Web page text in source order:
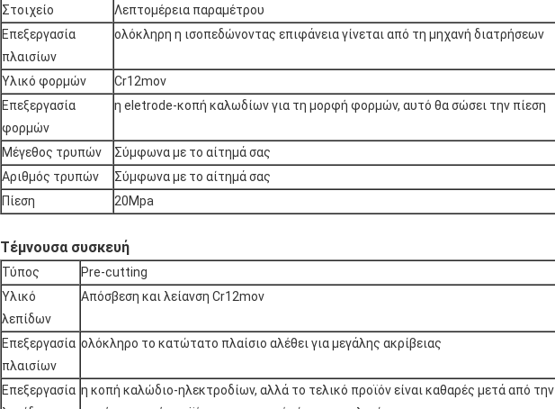
Στοιχείο
Λεπτομέρεια παραμέτρου
Επεξεργασία
πλαισίων
ολόκληρη η ισοπεδώνοντας επιφάνεια γίνεται από τη μηχανή διατρήσεων
Υλικό φορμών
Cr12mov
Επεξεργασία
φορμών
η eletrode-κοπή καλωδίων για τη μορφή φορμών, αυτό θα σώσει την πίεση
Μέγεθος τρυπών
Σύμφωνα με το αίτημά σας
Αριθμός τρυπών
Σύμφωνα με το αίτημά σας
Πίεση
20Mpa
Τέμνουσα συσκευή
Τύπος
Pre-cutting
Υλικό
λεπίδων
Απόσβεση και λείανση Cr12mov
Επεξεργασία
πλαισίων
ολόκληρο το κατώτατο πλαίσιο αλέθει για μεγάλης ακρίβειας
Επεξεργασία η κοπή καλώδιο-ηλεκτροδίων, αλλά το τελικό προϊόν είναι καθαρές μετά από την